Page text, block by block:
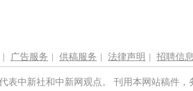
| 广告服务 | 供稿服务 | 法律声明 | 招聘信息
表中新社和中新网观点。 刊用本网站稿件，